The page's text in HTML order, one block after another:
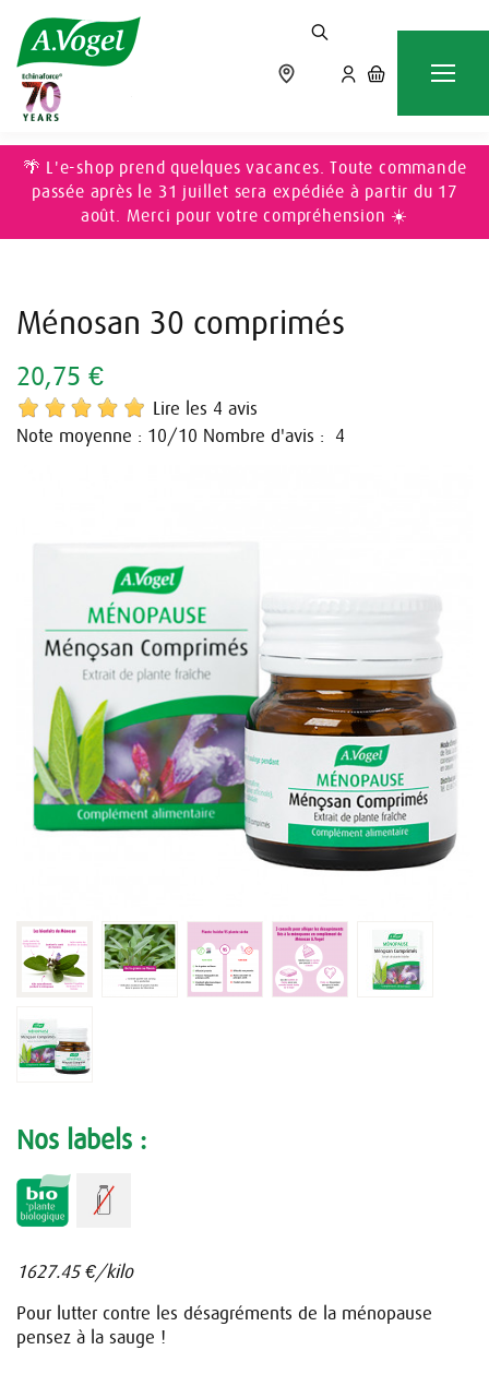
Accueil
🌴 L'e-shop prend quelques vacances. Toute commande
passée après le 31 juillet sera expédiée à partir du 17
août. Merci pour votre compréhension ☀️
Ménosan 30 comprimés
20,75 €
Lire les 4 avis
Note moyenne : 10/10 Nombre d'avis : 4
Nos labels :
1627.45 €/kilo
Pour lutter contre les désagréments de la ménopause
pensez à la sauge !